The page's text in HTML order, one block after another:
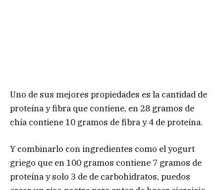
Uno de sus mejores propiedades es la cantidad de
proteína y fibra que contiene, en 28 gramos de
chía contiene 10 gramos de fibra y 4 de proteína.
Y combinarlo con ingredientes como el yogurt
griego que en 100 gramos contiene 7 gramos de
proteína y solo 3 de de carbohidratos, puedos